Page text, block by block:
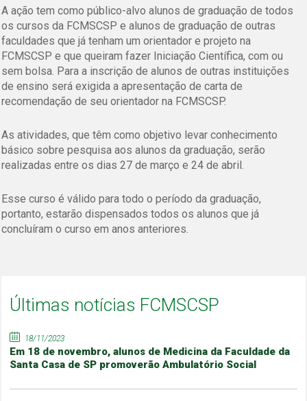
A ação tem como público-alvo alunos de graduação de todos
os cursos da FCMSCSP e alunos de graduação de outras
faculdades que já tenham um orientador e projeto na
FCMSCSP e que queiram fazer Iniciação Científica, com ou
sem bolsa. Para a inscrição de alunos de outras instituições
de ensino será exigida a apresentação de carta de
recomendação de seu orientador na FCMSCSP.
As atividades, que têm como objetivo levar conhecimento
básico sobre pesquisa aos alunos da graduação, serão
realizadas entre os dias 27 de março e 24 de abril.
Esse curso é válido para todo o período da graduação,
portanto, estarão dispensados todos os alunos que já
concluíram o curso em anos anteriores.
Últimas notícias FCMSCSP
18/11/2023
Em 18 de novembro, alunos de Medicina da Faculdade da
Santa Casa de SP promoverão Ambulatório Social